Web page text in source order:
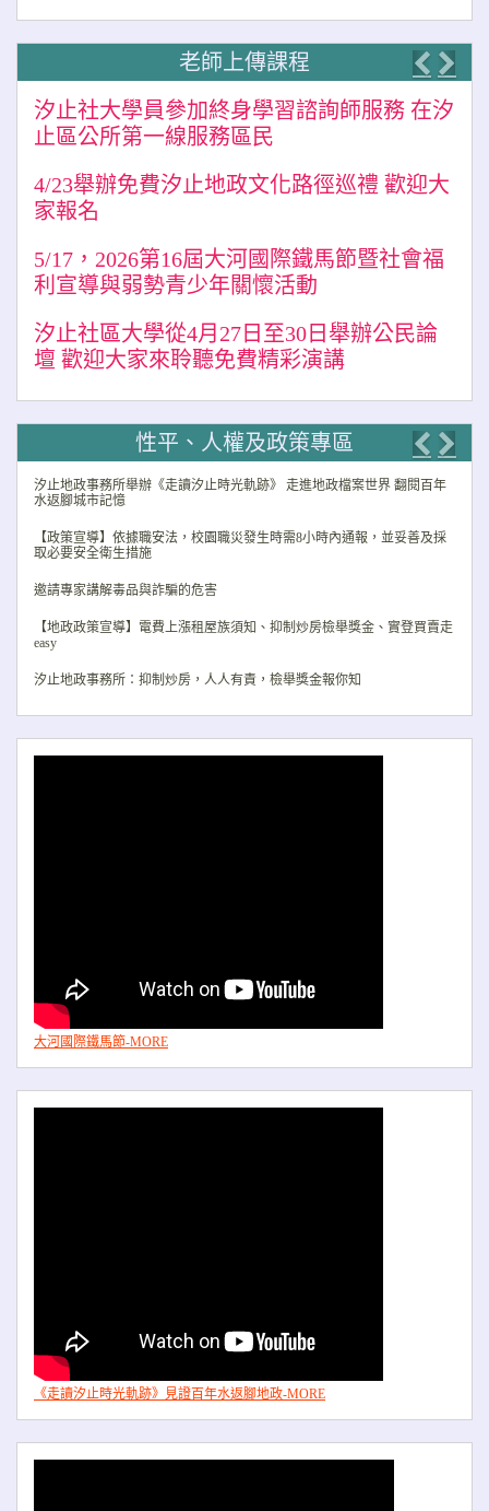
老師上傳課程
汐止社大學員參加終身學習諮詢師服務 在汐
止區公所第一線服務區民
4/23舉辦免費汐止地政文化路徑巡禮 歡迎大
家報名
5/17，2026第16屆大河國際鐵馬節暨社會福
利宣導與弱勢青少年關懷活動
汐止社區大學從4月27日至30日舉辦公民論
壇 歡迎大家來聆聽免費精彩演講
性平、人權及政策專區
汐止地政事務所舉辦《走讀汐止時光軌跡》 走進地政檔案世界 翻閱百年
水返腳城市記憶
【政策宣導】依據職安法，校園職災發生時需8小時內通報，並妥善及採
取必要安全衛生措施
邀請專家講解毒品與詐騙的危害
【地政政策宣導】電費上漲租屋族須知、抑制炒房檢舉獎金、實登買賣走
easy
汐止地政事務所：抑制炒房，人人有責，檢舉獎金報你知
大河國際鐵馬節-MORE
《走讀汐止時光軌跡》見證百年水返腳地政-MORE